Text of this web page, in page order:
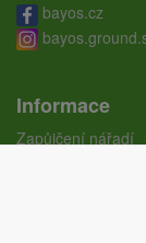
bayos.cz
Informace
Zapůjčení nářadí